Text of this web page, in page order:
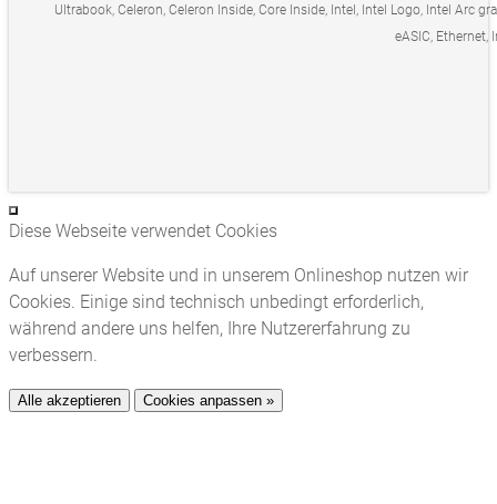
Ultrabook, Celeron, Celeron Inside, Core Inside, Intel, Intel Logo, Intel Arc
eASIC, Ethernet,
Diese Webseite verwendet Cookies
Auf unserer Website und in unserem Onlineshop nutzen wir
Cookies. Einige sind technisch unbedingt erforderlich,
während andere uns helfen, Ihre Nutzererfahrung zu
verbessern.
Alle akzeptieren Cookies anpassen »